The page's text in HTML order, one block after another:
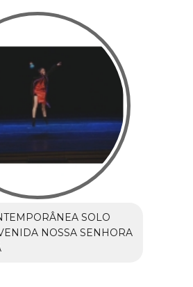
SOLO
NOSSA SENHORA